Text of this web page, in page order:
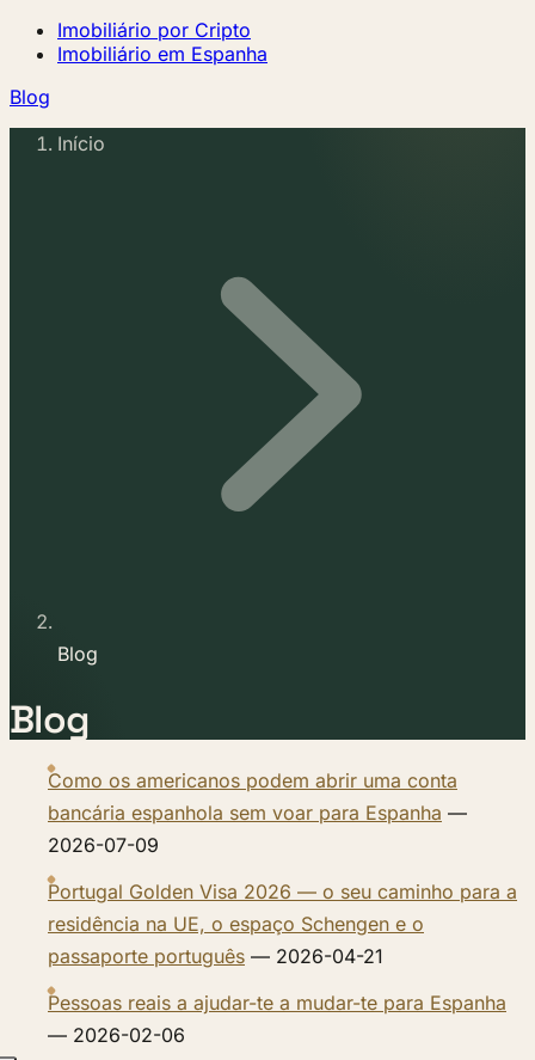
Imobiliário por Cripto
Imobiliário em Espanha
Blog
Início
Blog
Blog
Como os americanos podem abrir uma conta
bancária espanhola sem voar para Espanha —
2026-07-09
Portugal Golden Visa 2026 — o seu caminho para a
residência na UE, o espaço Schengen e o
passaporte português — 2026-04-21
Pessoas reais a ajudar-te a mudar-te para Espanha
— 2026-02-06